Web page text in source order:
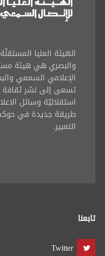
الهيئة العليا
والبصري هي هيئة
الإعلامي السمعي
تسعى إلى نشر ثقافة
استقلاليّة وسائل
طريقة جديدة في
التعبير.
تابعنا
Twitter